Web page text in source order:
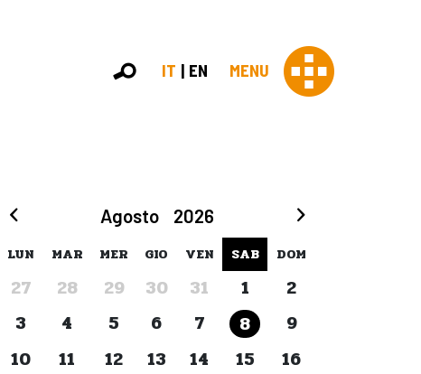
IT EN MENU
Agosto 2026
LUN MAR MER GIO VEN SAB DOM
27 28 29 30 31 1
2
3
4 5 6 7 8
9
10
11 12 13 14 15
16